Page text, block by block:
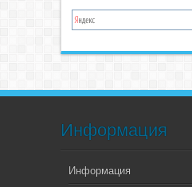
Информация
Информация